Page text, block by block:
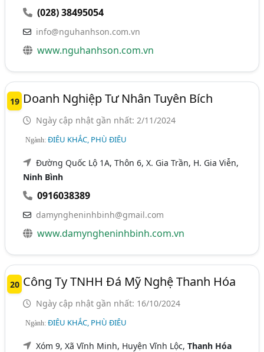
(028) 38495054
info@nguhanhson.com.vn
www.nguhanhson.com.vn
19 Doanh Nghiệp Tư Nhân Tuyên Bích
Ngày cập nhật gần nhất: 2/11/2024
Ngành:ĐIÊU KHẮC, PHÙ ĐIÊU
Đường Quốc Lộ 1A, Thôn 6, X. Gia Trần, H. Gia Viễn,
Ninh Bình
0916038389
damyngheninhbinh@gmail.com
www.damyngheninhbinh.com.vn
20 Công Ty TNHH Đá Mỹ Nghệ Thanh Hóa
Ngày cập nhật gần nhất: 16/10/2024
Ngành:ĐIÊU KHẮC, PHÙ ĐIÊU
Xóm 9, Xã Vĩnh Minh, Huyện Vĩnh Lộc,Thanh Hóa